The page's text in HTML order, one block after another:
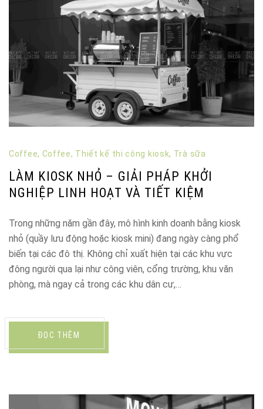
Coffee, Coffee, Thiết kế thi công kiosk, Trà sữa
LÀM KIOSK NHỎ – GIẢI PHÁP KHỞI
NGHIỆP LINH HOẠT VÀ TIẾT KIỆM
Trong những năm gần đây, mô hình kinh doanh bằng kiosk
nhỏ (quầy lưu động hoặc kiosk mini) đang ngày càng phổ
biến tại các đô thị. Không chỉ xuất hiện tại các khu vực
đông người qua lại như công viên, cổng trường, khu văn
phòng, mà ngay cả trong các khu dân cư,…
ĐỌC THÊM